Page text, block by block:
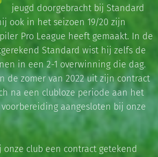
jeugd doorgebracht bij Standard
ook in het seizoen 19/20 zijn
Pro League heeft gemaakt. In de
Standard wist hij zelfs de
in een 2-1 overwinning die dag.
de zomer van 2022 uit zijn contract
na een clubloze periode aan het
aangesloten bij onze
onze club een contract getekend